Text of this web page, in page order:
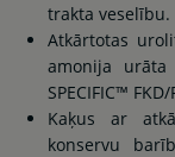
trakta veselību.
Atkārtotas
amonija urāta
SPECIFIC™
Kaķus ar
konservu